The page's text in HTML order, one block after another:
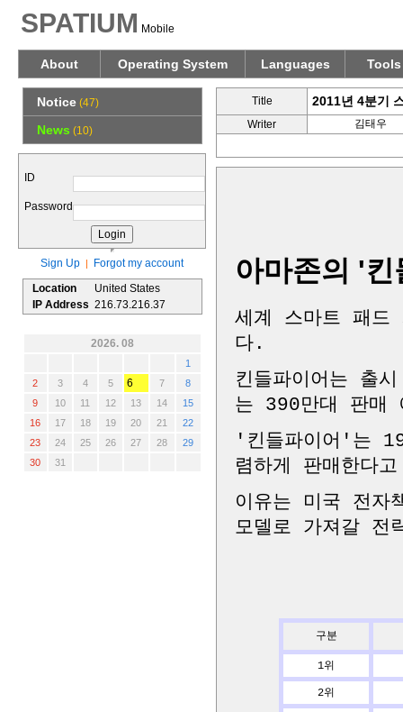
SPATIUM Mobile
About Operating System Languages Tools
Notice (47)
News (10)
ID
Password
Sign Up |
Forgot my account
Location
United States
IP Address 216.73.216.37
2026. 08
1
2
3 4 5 6 7
8
9
10 11 12 13 14
15
16
17 18 19 20 21
22
23
24 25 26 27 28
29
30
31
Title 2011년 4분기
Writer 김태우
아마존의 '
세계 스마트 패
다.
킨들파이어는 출
는 390만대 판매
'킨들파이어'는
렴하게 판매한다
이유는 미국 전자
모델로 가져갈 전
구분
1위
2위